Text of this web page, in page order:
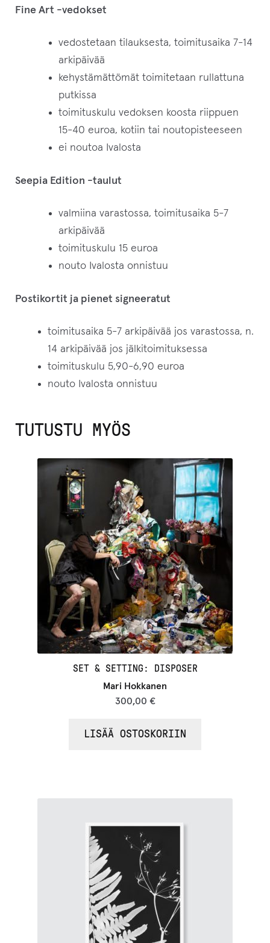
Fine Art -vedokset
vedostetaan tilauksesta, toimitusaika 7-14
arkipäivää
kehystämättömät toimitetaan rullattuna
putkissa
toimituskulu vedoksen koosta riippuen
15-40 euroa, kotiin tai noutopisteeseen
ei noutoa Ivalosta
Seepia Edition -taulut
valmiina varastossa, toimitusaika 5-7
arkipäivää
toimituskulu 15 euroa
nouto Ivalosta onnistuu
Postikortit ja pienet signeeratut
toimitusaika 5-7 arkipäivää jos varastossa, n.
14 arkipäivää jos jälkitoimituksessa
toimituskulu 5,90-6,90 euroa
nouto Ivalosta onnistuu
TUTUSTU MYÖS
SET & SETTING: DISPOSER
Mari Hokkanen
300,00 €
LISÄÄ OSTOSKORIIN